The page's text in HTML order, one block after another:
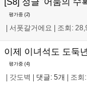
평가중 (2)
| 서폿갈거에요 | 조회:
이제 이녀석도 도둑
평가중 (4)
갓도벽 댓글: 5개 조회